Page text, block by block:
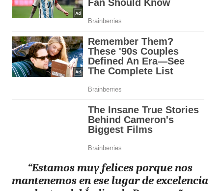
“Estamos muy felices porque nos
mantenemos en ese lugar de excelencia